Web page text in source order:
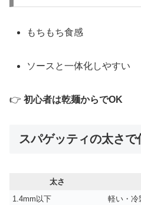
もちもち食感
ソースと一体化しやすい
👉 初心者は乾麺からでOK
スパゲッティの太さで
太さ
1.4mm以下
軽い・冷